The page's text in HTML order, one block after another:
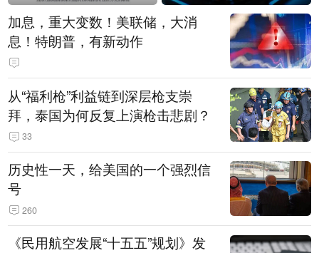
加息，重大变数！美联储，大消
息！特朗普，有新动作
从“福利枪”利益链到深层枪支崇
拜，泰国为何反复上演枪击悲剧？
33
历史性一天，给美国的一个强烈信
号
260
《民用航空发展“十五五”规划》发